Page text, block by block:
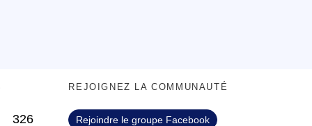
326
REJOIGNEZ LA COMMUNAUTÉ
Rejoindre le groupe Facebook